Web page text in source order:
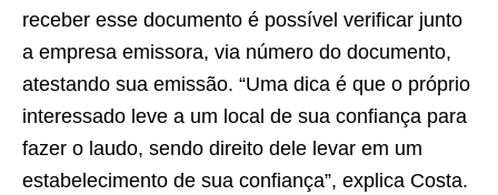
receber esse documento é possível verificar junto
a empresa emissora, via número do documento,
atestando sua emissão. “Uma dica é que o próprio
interessado leve a um local de sua confiança para
fazer o laudo, sendo direito dele levar em um
estabelecimento de sua confiança”, explica Costa.